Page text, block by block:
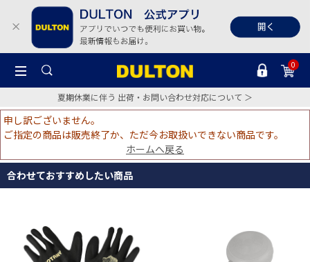
0
夏期休業に伴う 出荷・お問い合わせ対応について ＞
申し訳ございません。
ご指定の商品は販売終了か、ただ今お取扱いできない商品です。
ホームへ戻る
合わせておすすめしたい商品